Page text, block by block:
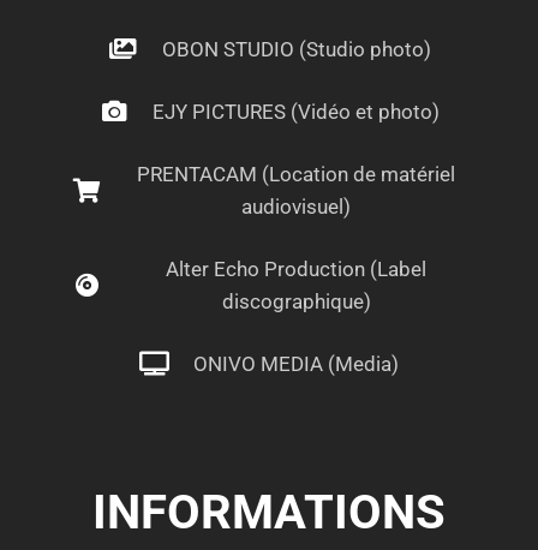
OBON STUDIO (Studio photo)
EJY PICTURES (Vidéo et photo)
PRENTACAM (Location de matériel
audiovisuel)
Alter Echo Production (Label
discographique)
ONIVO MEDIA (Media)
INFORMATIONS